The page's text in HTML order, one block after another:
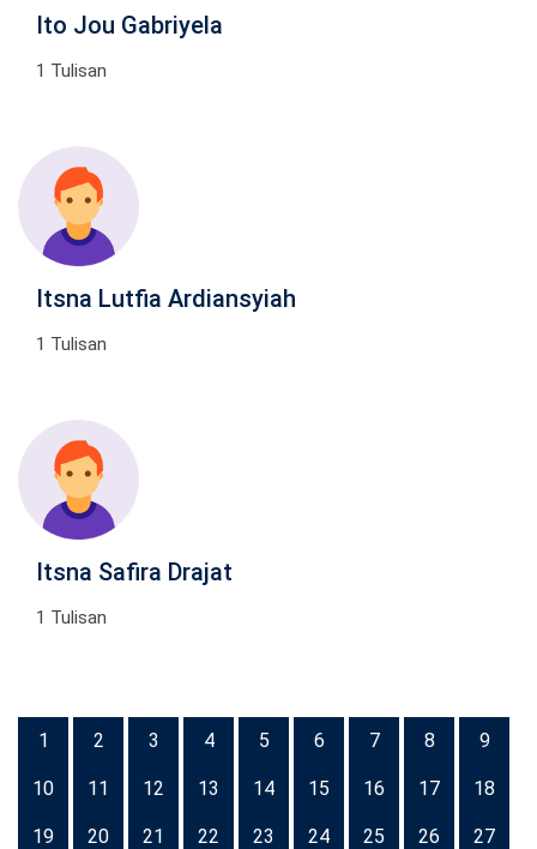
Ito Jou Gabriyela
1 Tulisan
Itsna Lutfia Ardiansyiah
1 Tulisan
Itsna Safira Drajat
1 Tulisan
1 2 3 4 5 6 7 8 9
10 11 12 13 14 15 16 17 18
19 20 21 22 23 24 25 26 27